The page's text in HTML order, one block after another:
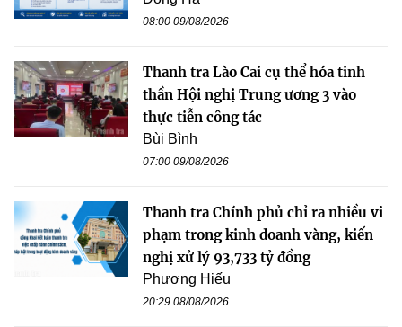
08:00 09/08/2026
Thanh tra Lào Cai cụ thể hóa tinh
thần Hội nghị Trung ương 3 vào
thực tiễn công tác
Bùi Bình
07:00 09/08/2026
Thanh tra Chính phủ chỉ ra nhiều vi
phạm trong kinh doanh vàng, kiến
nghị xử lý 93,733 tỷ đồng
Phương Hiếu
20:29 08/08/2026